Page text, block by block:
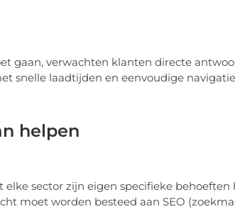
gaan, verwachten klanten directe
snelle laadtijden en eenvoudige
helpen
elke sector zijn eigen specifieke
moet worden besteed aan SEO